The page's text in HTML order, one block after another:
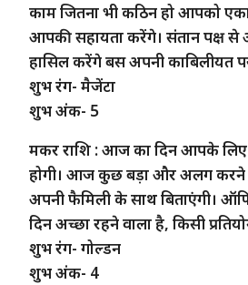
काम जितना भी कठिन हो आपको
आपकी सहायता करेंगे। संतान पक्ष से
हासिल करेंगे बस अपनी काबिलीयत
शुभ रंग- मैजेंटा
शुभ अंक- 5
मकर राशि : आज का दिन आपके लिए
होगी। आज कुछ बड़ा और अलग करने
अपनी फैमिली के साथ बिताएंगी।
दिन अच्छा रहने वाला है, किसी
शुभ रंग- गोल्डन
शुभ अंक- 4